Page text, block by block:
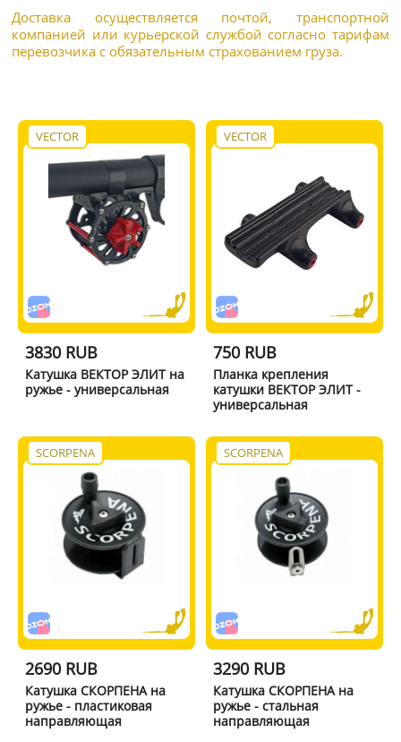
Доставка осуществляется почтой, транспортной
компанией или курьерской службой согласно тарифам
перевозчика с обязательным страхованием груза.
VECTOR
3830 RUB
Катушка ВЕКТОР ЭЛИТ на
ружье - универсальная
VECTOR
750 RUB
Планка крепления
катушки ВЕКТОР ЭЛИТ -
универсальная
SCORPENA
2690 RUB
Катушка СКОРПЕНА на
ружье - пластиковая
направляющая
SCORPENA
3290 RUB
Катушка СКОРПЕНА на
ружье - стальная
направляющая